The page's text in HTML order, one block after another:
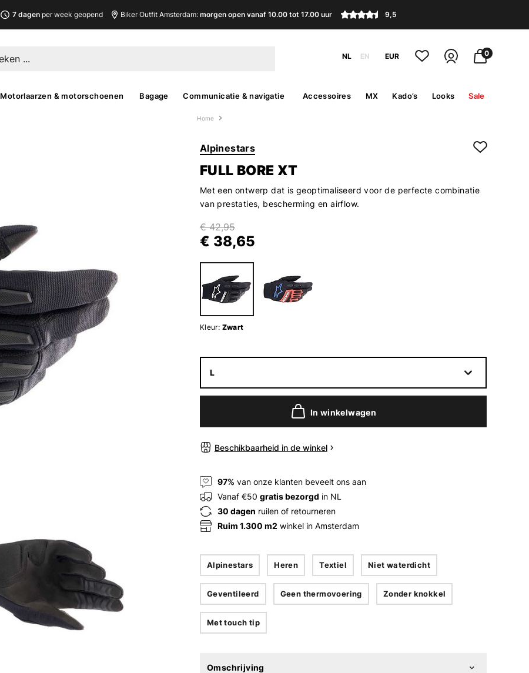
7 dagenper week geopend Biker Outfit Amsterdam: morgen open vanaf 10.00 tot 17.00 uur 9,5
NL EN EUR 0
Motorlaarzen & motorschoenen Bagage Communicatie & navigatie Accessoires MX Kado’s Looks Sale
Home
Alpinestars
FULL BORE XT
Met een ontwerp dat is geoptimaliseerd voor de perfecte combinatie
van prestaties, bescherming en airflow.
€ 42,95
€ 38,65
Kleur: Zwart
L
In winkelwagen
Beschikbaarheid in de winkel
97% van onze klanten beveelt ons aan
Vanaf €50 gratis bezorgd in NL
30 dagen ruilen of retourneren
Ruim 1.300 m2 winkel in Amsterdam
Alpinestars Heren Textiel Niet waterdicht
Geventileerd Geen thermovoering Zonder knokkel
Met touch tip
Omschrijving